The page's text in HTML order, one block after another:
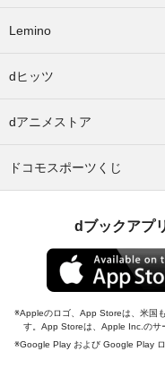
Lemino
dヒッツ
dアニメストア
ドコモスポーツくじ
dブックアプ
Appleのロゴ、App Storeは、米国
す。App Storeは、Apple Inc.のサ
Google Play および Google Play